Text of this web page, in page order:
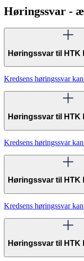
Høringssvar -
Høringssvar til HTK
Kredsens høringssvar
Høringssvar til HTK
Kredsens høringssvar
Høringssvar til HTK
Kredsens høringssvar
Høringssvar til HTK